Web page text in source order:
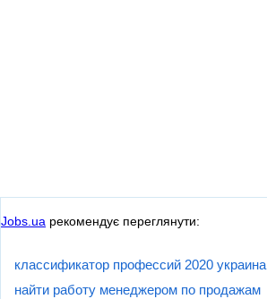
Jobs.ua рекомендує переглянути:
классификатор профессий 2020 украина
найти работу менеджером по продажам